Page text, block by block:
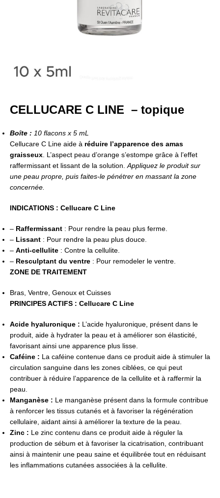
CELLUCARE C LINE – topique
Boîte : 10 flacons x 5 mL
Cellucare C Line aide à réduire l’apparence des amas
graisseux . L’aspect peau d’orange s’estompe grâce à l’effet
raffermissant et lissant de la solution. Appliquez le produit sur
une peau propre, puis faites-le pénétrer en massant la zone
concernée.
INDICATIONS : Cellucare C Line
– Raffermissant : Pour rendre la peau plus ferme.
– Lissant : Pour rendre la peau plus douce.
– Anti-cellulite : Contre la cellulite.
– Resculptant du ventre : Pour remodeler le ventre.
ZONE DE TRAITEMENT
Bras, Ventre, Genoux et Cuisses
PRINCIPES ACTIFS : Cellucare C Line
Acide hyaluronique : L’acide hyaluronique, présent dans le
produit, aide à hydrater la peau et à améliorer son élasticité,
favorisant ainsi une apparence plus lisse.
Caféine : La caféine contenue dans ce produit aide à stimuler la
circulation sanguine dans les zones ciblées, ce qui peut
contribuer à réduire l’apparence de la cellulite et à raffermir la
peau.
Manganèse : Le manganèse présent dans la formule contribue
à renforcer les tissus cutanés et à favoriser la régénération
cellulaire, aidant ainsi à améliorer la texture de la peau.
Zinc : Le zinc contenu dans ce produit aide à réguler la
production de sébum et à favoriser la cicatrisation, contribuant
ainsi à maintenir une peau saine et équilibrée tout en réduisant
les inflammations cutanées associées à la cellulite.